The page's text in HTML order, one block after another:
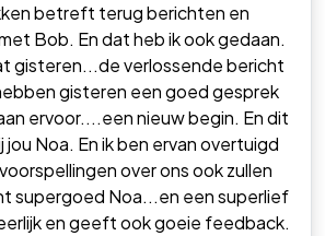
betreft terug berichten en
Bob. En dat heb ik ook gedaan.
gisteren...de verlossende bericht
gisteren een goed gesprek
ervoor....een nieuw begin. En dit
jou Noa. En ik ben ervan overtuigd
over ons ook zullen
supergoed Noa...en een superlief
en geeft ook goeie feedback.